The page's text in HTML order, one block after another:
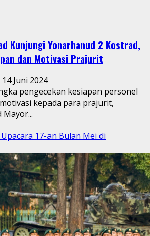
Kunjungi Yonarhanud 2 Kostrad,
dan Motivasi Prajurit
14 Juni 2024
pengecekan kesiapan personel
kepada para prajurit,
17-an Bulan Mei di